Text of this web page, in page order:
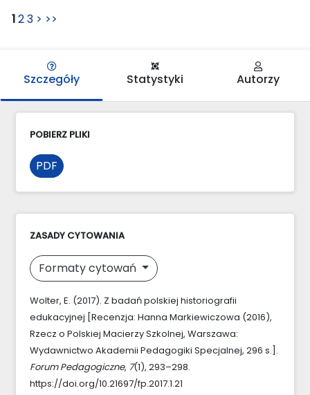
123 > >>
Szczegóły Statystyki Autorzy
POBIERZ PLIKI
PDF
ZASADY CYTOWANIA
Formaty cytowań
Wolter, E. (2017). Z badań polskiej historiografii
edukacyjnej [Recenzja: Hanna Markiewiczowa (2016),
Rzecz o Polskiej Macierzy Szkolnej, Warszawa:
Wydawnictwo Akademii Pedagogiki Specjalnej, 296 s.].
Forum Pedagogiczne, 7(1), 293–298.
https://doi.org/10.21697/fp.2017.1.21